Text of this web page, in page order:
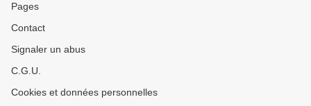
Pages
Contact
Signaler un abus
C.G.U.
Cookies et données personnelles